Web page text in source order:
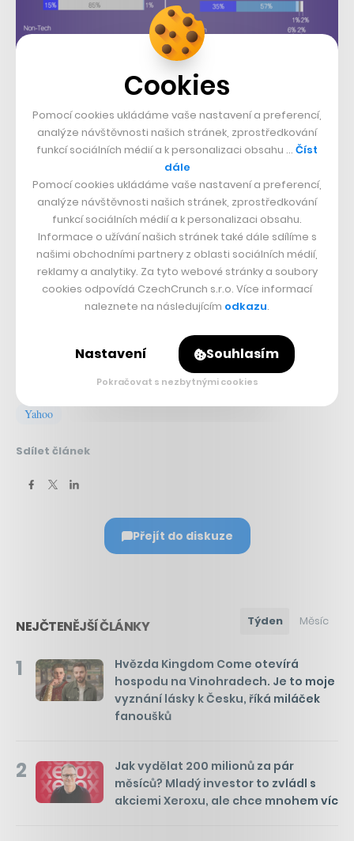
Nepřehlédněte:
Související témata:
Yahoo
Sdílet článek
Přejít do diskuze
NEJČTENĚJŠÍ ČLÁNKY Týden Měsíc
1
Hvězda Kingdom Come otevírá
hospodu na Vinohradech. Je to moje
vyznání lásky k Česku, říká miláček
fanoušků
2
Jak vydělat 200 milionů za pár
měsíců? Mladý investor to zvládl s
akciemi Xeroxu, ale chce mnohem víc
Cookies
Pomocí cookies ukládáme vaše nastavení a preferencí,
analýze návštěvnosti našich stránek, zprostředkování
funkcí sociálních médií a k personalizaci obsahu … Číst
dále
Pomocí cookies ukládáme vaše nastavení a preferencí,
analýze návštěvnosti našich stránek, zprostředkování
funkcí sociálních médií a k personalizaci obsahu.
Informace o užívání našich stránek také dále sdílíme s
našimi obchodními partnery z oblasti sociálních médií,
reklamy a analytiky. Za tyto webové stránky a soubory
cookies odpovídá CzechCrunch s.r.o. Více informací
naleznete na následujícím odkazu.
Nastavení Souhlasím
Pokračovat s nezbytnými cookies